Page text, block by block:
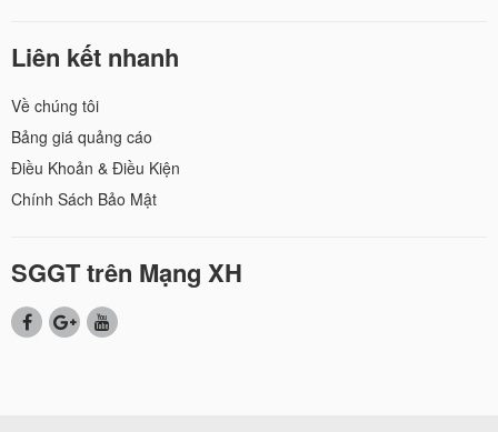
Liên kết nhanh
Về chúng tôi
Bảng giá quảng cáo
Điều Khoản & Điều Kiện
Chính Sách Bảo Mật
SGGT trên Mạng XH